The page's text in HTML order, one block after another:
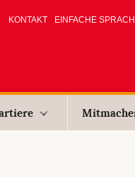
KONTAKT EINFACHE